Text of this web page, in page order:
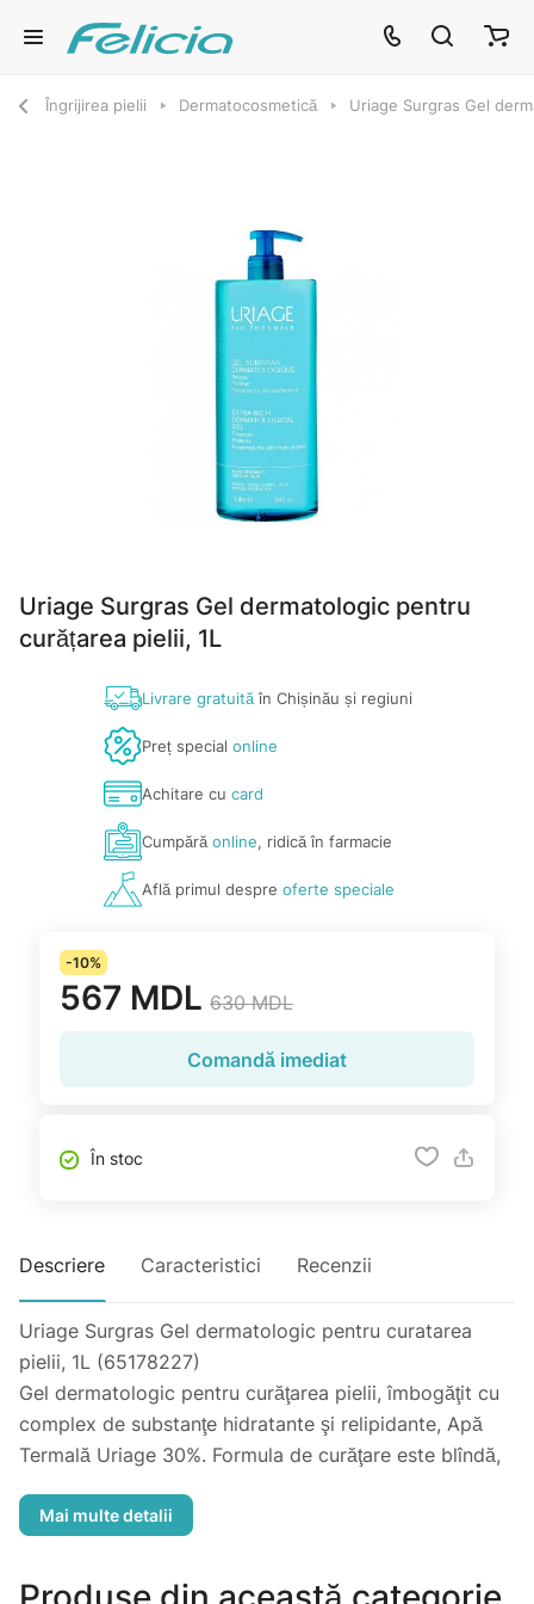
Îngrijirea pielii Dermatocosmetică Uriage Surgras Gel
Uriage Surgras Gel dermatologic pentru
curățarea pielii, 1L
Livrare gratuităîn Chișinău și regiuni
Preț special online
Achitare cu card
Cumpărăonline, ridică în farmacie
Află primul despre oferte speciale
-10%
567 MDL 630 MDL
Comandă imediat
În stoc
Descriere Caracteristici Recenzii
Uriage Surgras Gel dermatologic pentru curatarea
pielii, 1L (65178227)
Gel dermatologic pentru curăţarea pielii, îmbogăţit cu
complex de substanţe hidratante şi relipidante, Apă
Termală Uriage 30%. Formula de curăţare este blîndă,
Proprietăţi: curăţă blînd pielea şi păstrează intactă
tonifiant; redă pielii senzaţia de comfort.